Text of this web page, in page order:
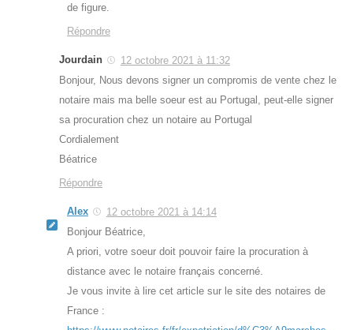
de figure.
Répondre
Jourdain
12 octobre 2021 à 11:32
Bonjour, Nous devons signer un compromis de vente chez le
notaire mais ma belle soeur est au Portugal, peut-elle signer
sa procuration chez un notaire au Portugal
Cordialement
Béatrice
Répondre
Alex
12 octobre 2021 à 14:14
Bonjour Béatrice,
A priori, votre soeur doit pouvoir faire la procuration à
distance avec le notaire français concerné.
Je vous invite à lire cet article sur le site des notaires de
France :